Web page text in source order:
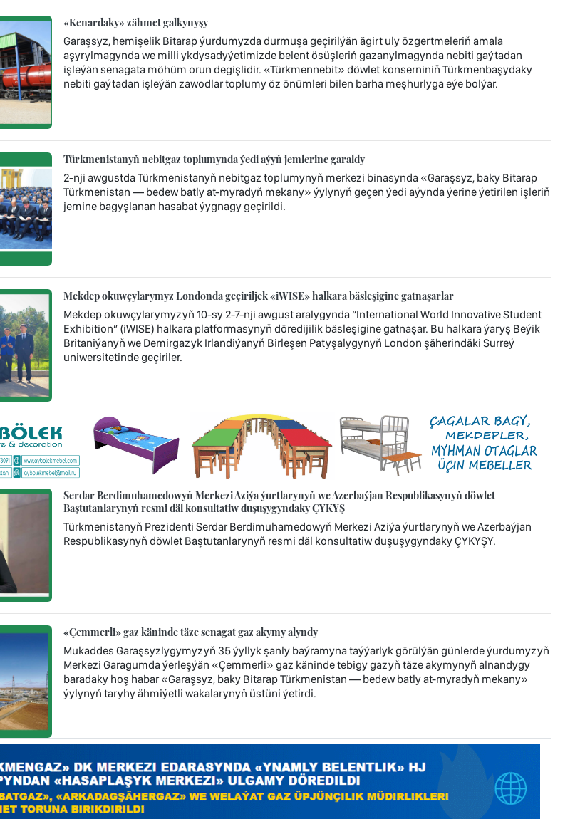
«Kenardaky» zähmet galkynyşy
Garaşsyz, hemişelik Bitarap ýurdumyzda durmuşa geçirilýän ägirt uly özgertmeleriň amala
aşyrylmagynda we milli ykdysadyýetimizde belent ösüşleriň gazanylmagynda nebiti gaýtadan
işleýän senagata möhüm orun degişlidir. «Türkmennebit» döwlet konserniniň Türkmenbaşydaky
nebiti gaýtadan işleýän zawodlar toplumy öz önümleri bilen barha meşhurlyga eýe bolýar.
Türkmenistanyň nebitgaz toplumynda ýedi aýyň jemlerine garaldy
2-nji awgustda Türkmenistanyň nebitgaz toplumynyň merkezi binasynda «Garaşsyz, baky Bitarap
Türkmenistan — bedew batly at-myradyň mekany» ýylynyň geçen ýedi aýynda ýerine ýetirilen işleriň
jemine bagyşlanan hasabat ýygnagy geçirildi.
Mekdep okuwçylarymyz Londonda geçiriljek «iWISE» halkara bäsleşigine gatnaşarlar
Mekdep okuwçylarymyzyň 10-sy 2-7-nji awgust aralygynda “International World Innovative Student
Exhibition” (iWISE) halkara platformasynyň döredijilik bäsleşigine gatnaşar. Bu halkara ýaryş Beýik
Britaniýanyň we Demirgazyk Irlandiýanyň Birleşen Patyşalygynyň London şäherindäki Surreý
uniwersitetinde geçiriler.
Serdar Berdimuhamedowyň Merkezi Aziýa ýurtlarynyň we Azerbaýjan Respublikasynyň döwlet
Baştutanlarynyň resmi däl konsultatiw duşuşygyndaky ÇYKYŞ
Türkmenistanyň Prezidenti Serdar Berdimuhamedowyň Merkezi Aziýa ýurtlarynyň we Azerbaýjan
Respublikasynyň döwlet Baştutanlarynyň resmi däl konsultatiw duşuşygyndaky ÇYKYŞY.
«Çemmerli» gaz käninde täze senagat gaz akymy alyndy
Mukaddes Garaşsyzlygymyzyň 35 ýyllyk şanly baýramyna taýýarlyk görülýän günlerde ýurdumyzyň
Merkezi Garagumda ýerleşýän «Çemmerli» gaz käninde tebigy gazyň täze akymynyň alnandygy
baradaky hoş habar «Garaşsyz, baky Bitarap Türkmenistan — bedew batly at-myradyň mekany»
ýylynyň taryhy ähmiýetli wakalarynyň üstüni ýetirdi.